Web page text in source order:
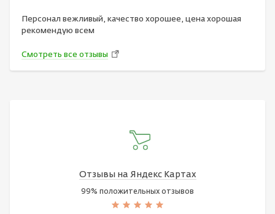
Персонал вежливый, качество хорошее, цена хорошая
рекомендую всем
Смотреть все отзывы
Отзывы на Яндекс Картах
99% положительных отзывов